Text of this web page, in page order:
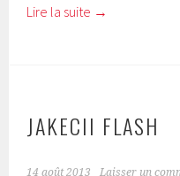
Lire la suite →
JAKECII FLASH
14 août 2013 Laisser un